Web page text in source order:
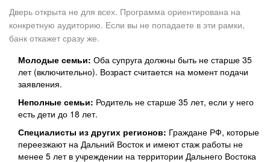
Дверь открыта не для всех. Программа ориентирована на
конкретную аудиторию. Если вы не попадаете в эти рамки,
банк откажет сразу же.
Молодые семьи: Оба супруга должны быть не старше 35
лет (включительно). Возраст считается на момент подачи
заявления.
Неполные семьи: Родитель не старше 35 лет, если у него
есть дети до 18 лет.
Специалисты из других регионов: Граждане РФ, которые
переезжают на Дальний Восток и имеют стаж работы не
менее 5 лет в учреждении на территории Дальнего Востока